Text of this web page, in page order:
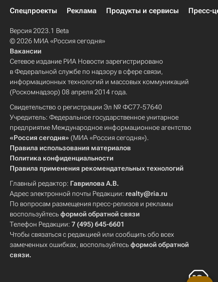
Спецпроекты
Реклама Продукты и сервисы Пресс-
Версия 2023.1 Beta
© 2026 МИА «Россия сегодня»
Вакансии
Сетевое издание РИА Новости зарегистрировано
в Федеральной службе по надзору в сфере связи,
информационных технологий и массовых коммуникаций
(Роскомнадзор) 08 апреля 2014 года.
Свидетельство о регистрации Эл № ФС77-57640
Учредитель: Федеральное государственное унитарное
предприятие Международное информационное агентство
«Россия сегодня» (МИА «Россия сегодня»).
Правила использования материалов
Политика конфиденциальности
Правила применения рекомендательных технологий
Главный редактор: Гаврилова А.В.
Адрес электронной почты Редакции: realty@ria.ru
По вопросам размещения пресс-релизов и рекламы
воспользуйтесьформой обратной связи
Телефон Редакции: 7 (495) 645-6601
Чтобы связаться с редакцией или сообщить обо всех
замеченных ошибках, воспользуйтесьформой обратной
связи.